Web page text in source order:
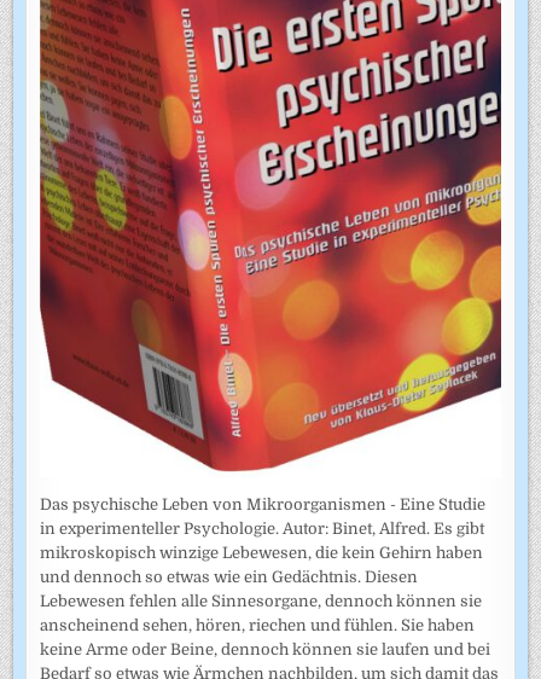
Das psychische Leben von Mikroorganismen - Eine Studie
in experimenteller Psychologie. Autor: Binet, Alfred. Es gibt
mikroskopisch winzige Lebewesen, die kein Gehirn haben
und dennoch so etwas wie ein Gedächtnis. Diesen
Lebewesen fehlen alle Sinnesorgane, dennoch können sie
anscheinend sehen, hören, riechen und fühlen. Sie haben
keine Arme oder Beine, dennoch können sie laufen und bei
Bedarf so etwas wie Ärmchen nachbilden, um sich damit das